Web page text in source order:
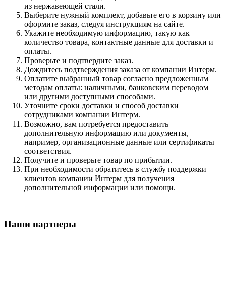
из нержавеющей стали.
Выберите нужный комплект, добавьте его в корзину или
оформите заказ, следуя инструкциям на сайте.
Укажите необходимую информацию, такую как
количество товара, контактные данные для доставки и
оплаты.
Проверьте и подтвердите заказ.
Дождитесь подтверждения заказа от компании Интерм.
Оплатите выбранный товар согласно предложенным
методам оплаты: наличными, банковским переводом
или другими доступными способами.
Уточните сроки доставки и способ доставки
сотрудниками компании Интерм.
Возможно, вам потребуется предоставить
дополнительную информацию или документы,
например, организационные данные или сертификаты
соответствия.
Получите и проверьте товар по прибытии.
При необходимости обратитесь в службу поддержки
клиентов компании Интерм для получения
дополнительной информации или помощи.
Наши партнеры